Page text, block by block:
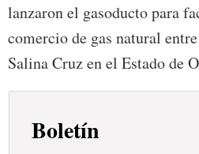
lanzaron el gasoducto para
comercio de gas natural
Salina Cruz en el Estado de
Boletín